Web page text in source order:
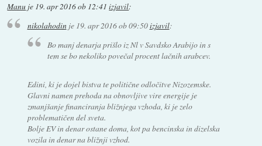
Manu je 19. apr 2016 ob 12:41 izjavil:
nikolahodinje 19. apr 2016 ob 09:50izjavil:
Bo manj denarja prišlo iz Nl v Savdsko Arabijo in s
tem se bo nekoliko povečal procent lačnih arabcev.
Edini, ki je dojel bistva te politične odločitve Nizozemske.
Glavni namen prehoda na obnovljive vire energije je
zmanjšanje financiranja bližnjega vzhoda, ki je zelo
problematičen del sveta.
Bolje EV in denar ostane doma, kot pa bencinska in dizelska
vozila in denar na bližnji vzhod.